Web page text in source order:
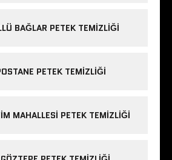
BAĞLAR PETEK TEMIZLIĞI
PETEK TEMIZLIĞI
MAHALLESI PETEK TEMIZLIĞI